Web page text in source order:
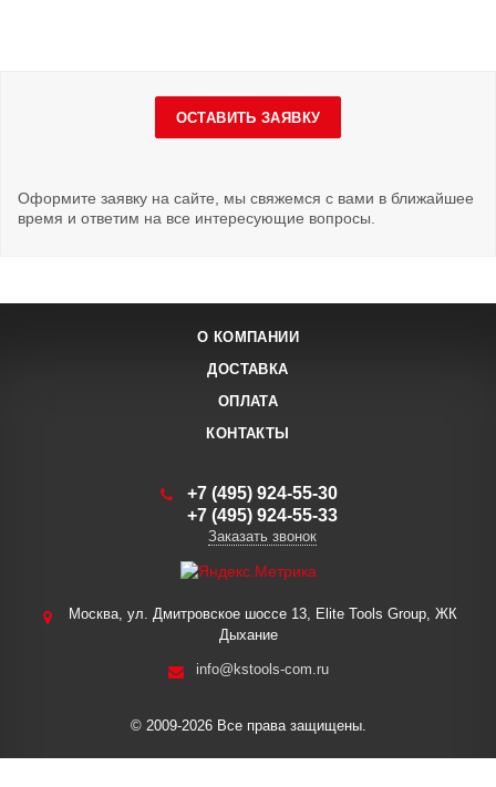
ОСТАВИТЬ ЗАЯВКУ
Оформите заявку на сайте, мы свяжемся с вами в ближайшее
время и ответим на все интересующие вопросы.
О КОМПАНИИ
ДОСТАВКА
ОПЛАТА
КОНТАКТЫ
+7 (495) 924-55-30
+7 (495) 924-55-33
Заказать звонок
Москва, ул. Дмитровское шоссе 13, Elite Tools Group, ЖК
Дыхание
info@kstools-com.ru
© 2009-2026 Все права защищены.